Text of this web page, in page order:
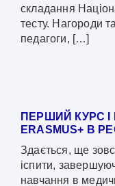
складання
тесту. Нагороди
педагоги, […]
ПЕРШИЙ КУРС І
ERASMUS+ В
Здається, ще
іспити,
навчання в